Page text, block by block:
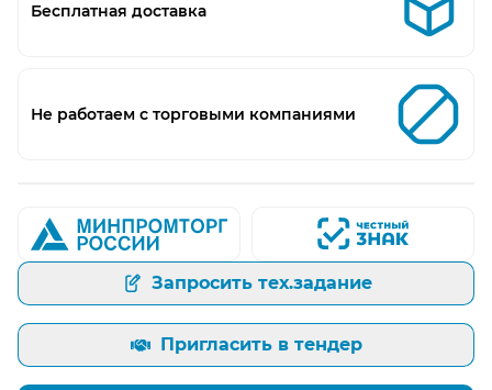
Бесплатная доставка
Не работаем с торговыми компаниями
Запросить тех.задание
Пригласить в тендер